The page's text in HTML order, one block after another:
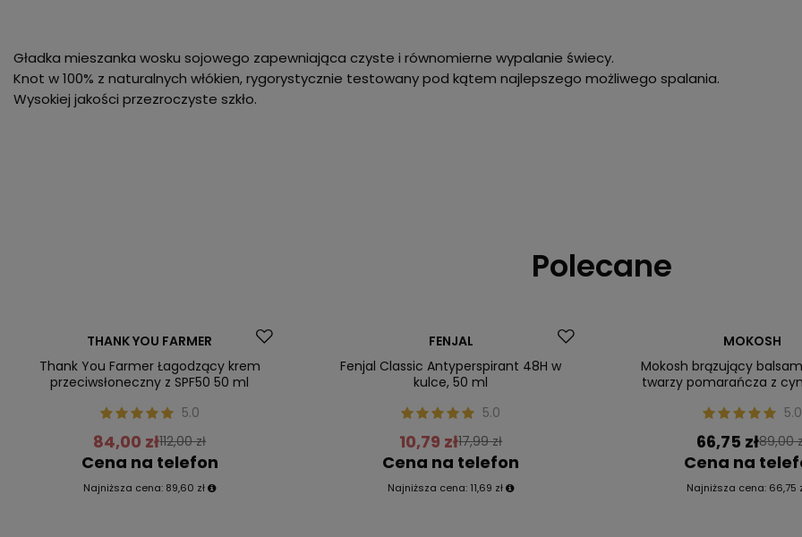
Gładka mieszanka wosku sojowego zapewniająca czyste i równomierne wypalanie świecy.
Knot w 100% z naturalnych włókien, rygorystycznie testowany pod kątem najlepszego możliwego spalania.
Wysokiej jakości przezroczyste szkło.
Polecane
THANK YOU FARMER
Thank You Farmer Łagodzący krem
przeciwsłoneczny z SPF50 50 ml
5.0
84,00 zł112,00 zł
Cena na telefon
Najniższa cena: 89,60 zł
FENJAL
Fenjal Classic Antyperspirant 48H w
kulce, 50 ml
5.0
10,79 zł17,99 zł
Cena na telefon
Najniższa cena: 11,69 zł
MOKOSH
Mokosh brązujący
twarzy pomarańcza z
5.0
66,75 zł89,00
Cena na
Najniższa cena: 66,75